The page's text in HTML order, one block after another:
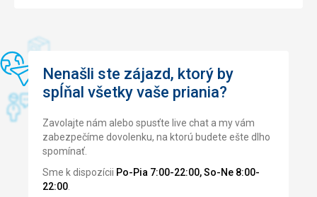
Nenašli ste zájazd, ktorý by
spĺňal všetky vaše priania?
Zavolajte nám alebo spusťte live chat a my vám
zabezpečíme dovolenku, na ktorú budete ešte dlho
spomínať.
Sme k dispozícii Po-Pia 7:00-22:00, So-Ne 8:00-
22:00